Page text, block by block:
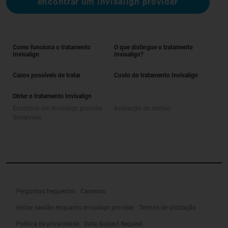
Como funciona o tratamento
Invisalign
O que distingue o tratamento
Invisalign?
Casos possíveis de tratar Custo do tratamento Invisalign
Obter o tratamento Invisalign
Perguntas frequentes Carreiras
Iniciar sessão enquanto Invisalign provider Termos de utilização
Política de privacidade Data Subject Request